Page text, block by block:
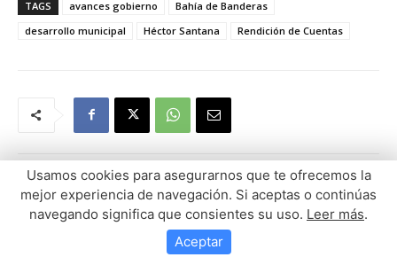
Usamos cookies para asegurarnos que te ofrecemos la
mejor experiencia de navegación. Si aceptas o continúas
navegando significa que consientes su uso. Leer más.
Aceptar